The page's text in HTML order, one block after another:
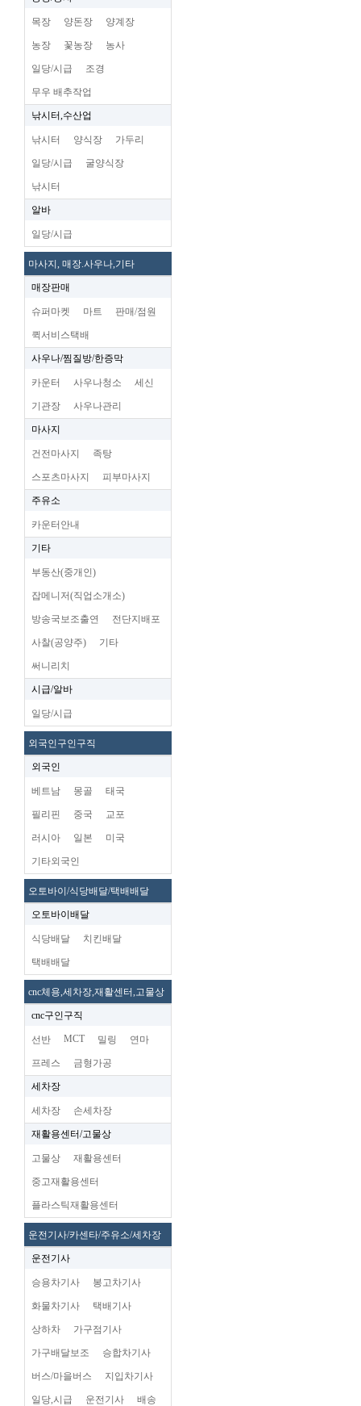
목장 양돈장 양계장
농장 꽃농장 농사
일당/시급 조경
무우 배추작업
낚시터,수산업
낚시터 양식장 가두리
일당/시급 굴양식장
낚시터
알바
일당/시급
마사지, 매장.사우나,기타
매장판매
슈퍼마켓 마트 판매/점원
퀵서비스택배
사우나/찜질방/한증막
카운터 사우나청소 세신
기관장 사우나관리
마사지
건전마사지 족탕
스포츠마사지 피부마사지
주유소
카운터안내
기타
부동산(중개인)
잡메니저(직업소개소)
방송국보조출연 전단지배포
사찰(공양주) 기타
써니리치
시급/알바
일당/시급
외국인구인구직
외국인
베트남 몽골 태국
필리핀 중국 교포
러시아 일본 미국
기타외국인
오토바이/식당배달/택배배달
오토바이배달
식당배달 치킨배달
택배배달
cnc체용,세차장,재활센터,고물상
cnc구인구직
선반 MCT 밀링 연마
프레스 금형가공
세차장
세차장 손세차장
재활용센터/고물상
고물상 재활용센터
중고재활용센터
플라스틱재활용센터
운전기사/카센타/주유소/세차장
운전기사
승용차기사 봉고차기사
화물차기사 택배기사
상하차 가구점기사
가구배달보조 승합차기사
버스/마을버스 지입차기사
일당,시급 운전기사 배송